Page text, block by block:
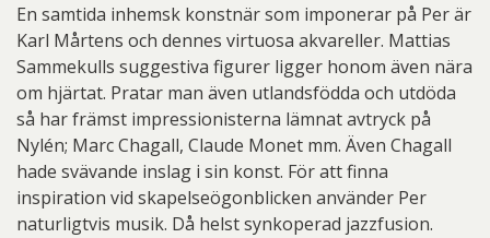
En samtida inhemsk konstnär som imponerar på Per är
Karl Mårtens och dennes virtuosa akvareller. Mattias
Sammekulls suggestiva figurer ligger honom även nära
om hjärtat. Pratar man även utlandsfödda och utdöda
så har främst impressionisterna lämnat avtryck på
Nylén; Marc Chagall, Claude Monet mm. Även Chagall
hade svävande inslag i sin konst. För att finna
inspiration vid skapelseögonblicken använder Per
naturligtvis musik. Då helst synkoperad jazzfusion.